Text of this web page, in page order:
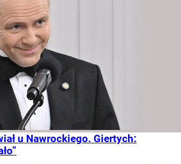
u Nawrockiego. Giertych: